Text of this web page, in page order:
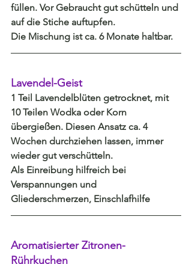
füllen. Vor Gebraucht gut schütteln und
auf die Stiche auftupfen.
Die Mischung ist ca. 6 Monate haltbar.
Lavendel-Geist
1 Teil Lavendelblüten getrocknet, mit
10 Teilen Wodka oder Korn
übergießen. Diesen Ansatz ca. 4
Wochen durchziehen lassen, immer
wieder gut verschütteln.
Als Einreibung hilfreich bei
Verspannungen und
Gliederschmerzen, Einschlafhilfe
Aromatisierter Zitronen-
Rührkuchen